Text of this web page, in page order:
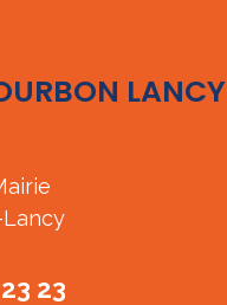
LANCY
Lancy
23